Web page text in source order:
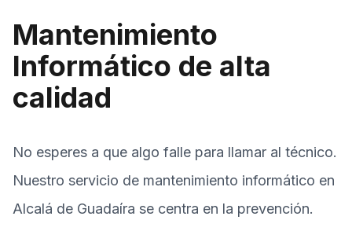
Mantenimiento
Informático de alta
calidad
No esperes a que algo falle para llamar al técnico.
Nuestro servicio de mantenimiento informático en
Alcalá de Guadaíra se centra en la prevención.